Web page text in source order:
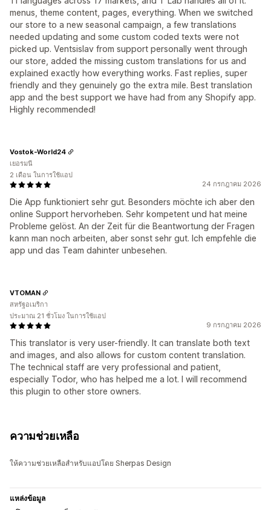
menus, theme content, pages, everything. When we switched
our store to a new seasonal campaign, a few translations
needed updating and some custom coded texts were not
picked up. Ventsislav from support personally went through
our store, added the missing custom translations for us and
explained exactly how everything works. Fast replies, super
friendly and they genuinely go the extra mile. Best translation
app and the best support we have had from any Shopify app.
Highly recommended!
24 กรกฎาคม 2026
Die App funktioniert sehr gut. Besonders möchte ich aber den
online Support hervorheben. Sehr kompetent und hat meine
Probleme gelöst. An der Zeit für die Beantwortung der Fragen
kann man noch arbeiten, aber sonst sehr gut. Ich empfehle die
app und das Team dahinter unbesehen.
Vostok-World24
เยอรมนี
2 เดือน ในการใช้แอป
9 กรกฎาคม 2026
This translator is very user-friendly. It can translate both text
and images, and also allows for custom content translation.
The technical staff are very professional and patient,
especially Todor, who has helped me a lot. I will recommend
this plugin to other store owners.
VTOMAN
สหรัฐอเมริกา
ประมาณ 21 ชั่วโมง ในการใช้แอป
ความช่วยเหลือ
ให้ความช่วยเหลือสำหรับแอปโดย Sherpas Design
แหล่งข้อมูล